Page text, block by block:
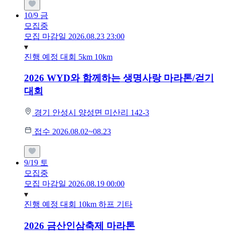
10/9 금
모집중
모집 마감일 2026.08.23 23:00
진행 예정 대회 5km 10km
2026 WYD와 함께하는 생명사랑 마라톤/걷기
대회
경기 안성시 양성면 미산리 142-3
접수 2026.08.02~08.23
9/19 토
모집중
모집 마감일 2026.08.19 00:00
진행 예정 대회 10km 하프 기타
2026 금산인삼축제 마라톤